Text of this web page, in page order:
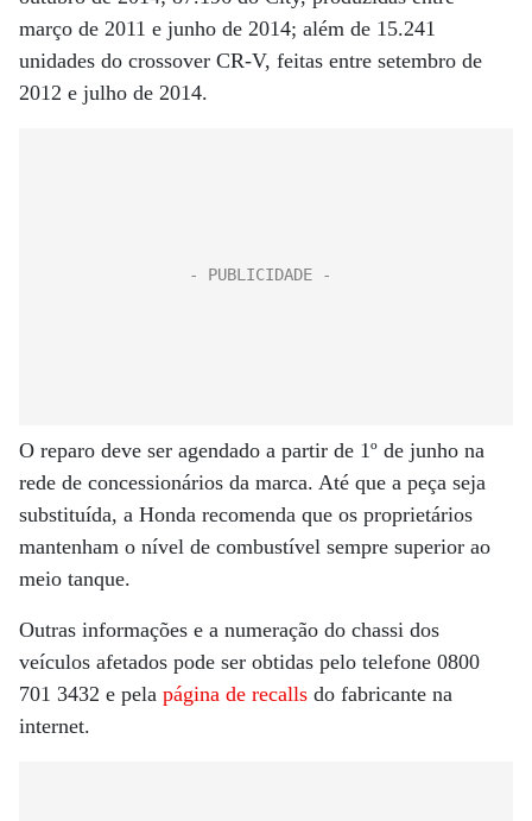
março de 2011 e junho de 2014; além de 15.241
unidades do crossover CR-V, feitas entre setembro de
2012 e julho de 2014.
O reparo deve ser agendado a partir de 1º de junho na
rede de concessionários da marca. Até que a peça seja
substituída, a Honda recomenda que os proprietários
mantenham o nível de combustível sempre superior ao
meio tanque.
Outras informações e a numeração do chassi dos
veículos afetados pode ser obtidas pelo telefone 0800
701 3432 e pela página de recalls do fabricante na
internet.